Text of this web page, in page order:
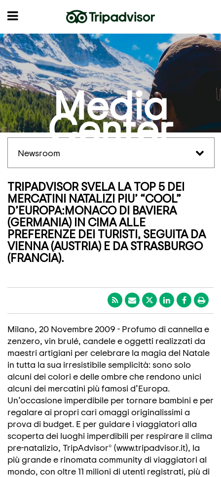
Media
Center
Newsroom
TRIPADVISOR SVELA LA TOP 5 DEI
MERCATINI NATALIZI PIU’ “COOL”
D’EUROPA:MONACO DI BAVIERA
(GERMANIA) IN CIMA ALLE
PREFERENZE DEI TURISTI, SEGUITA DA
VIENNA (AUSTRIA) E DA STRASBURGO
(FRANCIA).
Milano, 20 Novembre 2009 - Profumo di cannella e
zenzero, vin brulé, candele e oggetti realizzati da
maestri artigiani per celebrare la magia del Natale
in tutta la sua irresistibile semplicità: sono solo
alcuni dei colori e delle ombre che rendono unici
alcuni dei mercatini più famosi d’Europa.
Un’occasione imperdibile per tornare bambini e per
regalare ai propri cari omaggi originalissimi a
prova di budget. E per guidare i viaggiatori alla
scoperta dei luoghi imperdibili per respirare il clima
pre-natalizio, TripAdvisor® (www.tripadvisor.it), la
più grande e rinomata community di viaggiatori al
mondo, con oltre 11 milioni di utenti registrati, più di